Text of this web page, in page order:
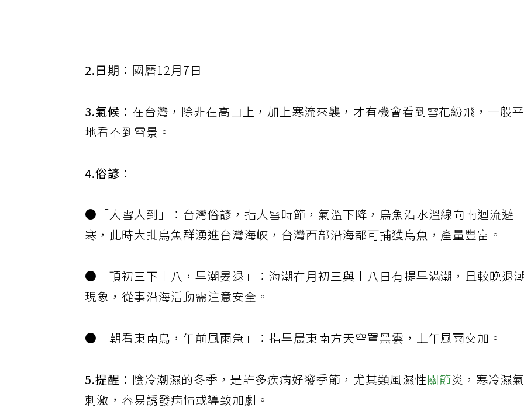
2.日期： 國曆12月7日
3.氣候：在台灣，除非在高山上，加上寒流來襲，才有機會看到雪花紛飛，一般平
地看不到雪景。
4.俗諺：
●「大雪大到」：台灣俗諺，指大雪時節，氣溫下降，烏魚沿水溫線向南迴流避
寒，此時大批烏魚群湧進台灣海峽，台灣西部沿海都可捕獲烏魚，產量豐富。
●「頂初三下十八，早潮晏退」：海潮在月初三與十八日有提早滿潮，且較晚退
現象，從事沿海活動需注意安全。
●「朝看東南鳥，午前風雨急」：指早晨東南方天空罩黑雲，上午風雨交加。
5.提醒： 陰冷潮濕的冬季，是許多疾病好發季節，尤其類風濕性關節炎，寒冷濕氣
刺激，容易誘發病情或導致加劇。